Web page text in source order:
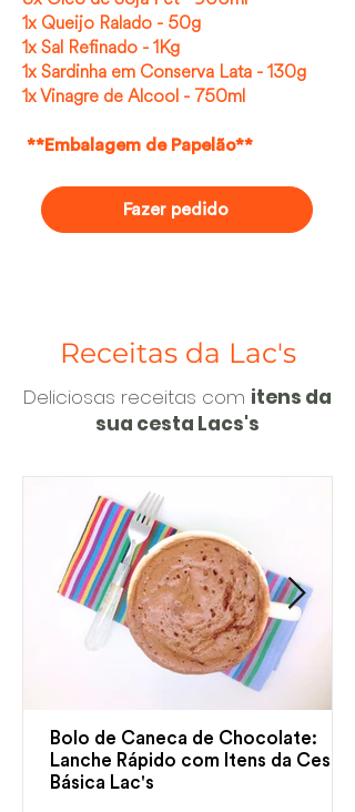
1x Queijo Ralado - 50g
1x Sal Refinado - 1Kg
1x Sardinha em Conserva Lata - 130g
1x Vinagre de Alcool - 750ml
**Embalagem de Papelão**
Fazer pedido
Receitas da Lac's
Deliciosas receitas com itens da
sua cesta Lacs's
Bolo de Caneca de Chocolate:
Lanche Rápido com Itens da Cesta
Básica Lac's